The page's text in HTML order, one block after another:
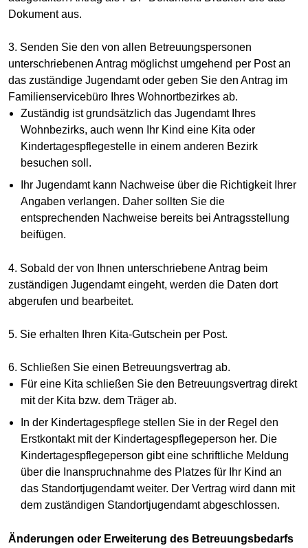
Dokument aus.
3. Senden Sie den von allen Betreuungspersonen
unterschriebenen Antrag möglichst umgehend per Post an
das zuständige Jugendamt oder geben Sie den Antrag im
Familienservicebüro Ihres Wohnortbezirkes ab.
Zuständig ist grundsätzlich das Jugendamt Ihres
Wohnbezirks, auch wenn Ihr Kind eine Kita oder
Kindertagespflegestelle in einem anderen Bezirk
besuchen soll.
Ihr Jugendamt kann Nachweise über die Richtigkeit Ihrer
Angaben verlangen. Daher sollten Sie die
entsprechenden Nachweise bereits bei Antragsstellung
beifügen.
4. Sobald der von Ihnen unterschriebene Antrag beim
zuständigen Jugendamt eingeht, werden die Daten dort
abgerufen und bearbeitet.
5. Sie erhalten Ihren Kita-Gutschein per Post.
6. Schließen Sie einen Betreuungsvertrag ab.
Für eine Kita schließen Sie den Betreuungsvertrag direkt
mit der Kita bzw. dem Träger ab.
In der Kindertagespflege stellen Sie in der Regel den
Erstkontakt mit der Kindertagespflegeperson her. Die
Kindertagespflegeperson gibt eine schriftliche Meldung
über die Inanspruchnahme des Platzes für Ihr Kind an
das Standortjugendamt weiter. Der Vertrag wird dann mit
dem zuständigen Standortjugendamt abgeschlossen.
Änderungen oder Erweiterung des Betreuungsbedarfs